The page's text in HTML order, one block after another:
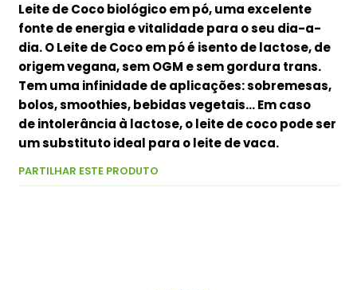
Leite de Coco biológico em pó, uma excelente
fonte de energia e vitalidade para o seu dia-a-
dia. O Leite de Coco em pó é isento de lactose, de
origem vegana, sem OGM e sem gordura trans.
Tem uma infinidade de aplicações: sobremesas,
bolos, smoothies, bebidas vegetais... Em caso
de intolerância à lactose, o leite de coco pode ser
um substituto ideal para o leite de vaca.
PARTILHAR ESTE PRODUTO